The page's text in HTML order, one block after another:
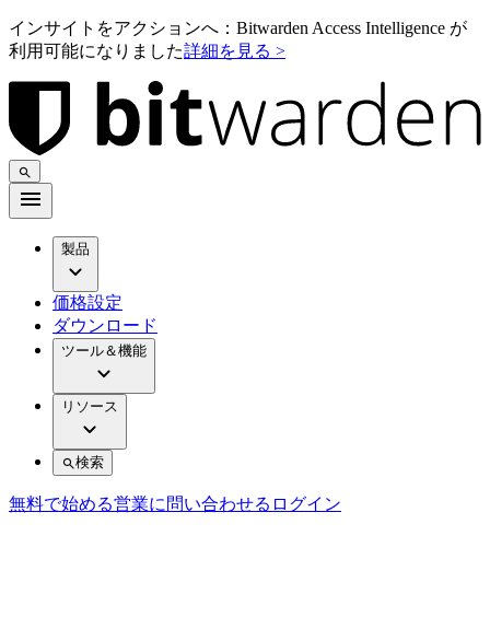
インサイトをアクションへ：Bitwarden Access Intelligence が
利用可能になりました詳細を見る >
製品
価格設定
ダウンロード
ツール＆機能
リソース
検索
無料で始める営業に問い合わせる ログイン